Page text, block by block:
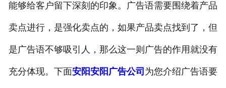
能够给客户留下深刻的印象。广告语需要围绕着产品
卖点进行，是强化卖点的，如果产品卖点找到了，但
是广告语不够吸引人，那么这一则广告的作用就没有
充分体现。下面安阳安阳广告公司 为您介绍广告语要